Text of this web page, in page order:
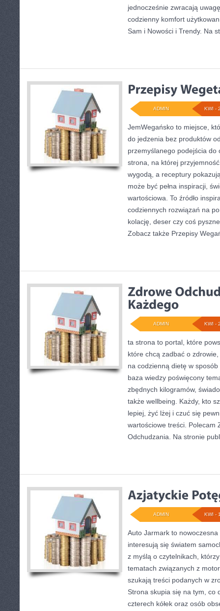
jednocześnie zwracają
codzienny komfort
Sam i Nowości i Trendy. Na
KWI -
ADMIN
JemWegańsko to miejsce,
do jedzenia bez produktów
przemyślanego podejścia do
strona, na której
wygodą, a receptury
może być pełna inspiracji,
wartościowa. To źródło
codziennych rozwiązań na
kolację, deser czy coś
Zobacz także Przepisy
KWI -
ADMIN
ta strona to portal, które
które chcą zadbać o
na codzienną dietę w
baza wiedzy poświęcony
zbędnych kilogramów,
także wellbeing. Każdy, kto
lepiej, żyć lżej i czuć się
wartościowe treści. Polecam
Odchudzania. Na stronie
KWI -
ADMIN
Auto Jarmark to
interesują się światem
z myślą o czytelnikach,
tematach związanych z
szukają treści podanych w
Strona skupia się na tym, co
czterech kółek oraz osób